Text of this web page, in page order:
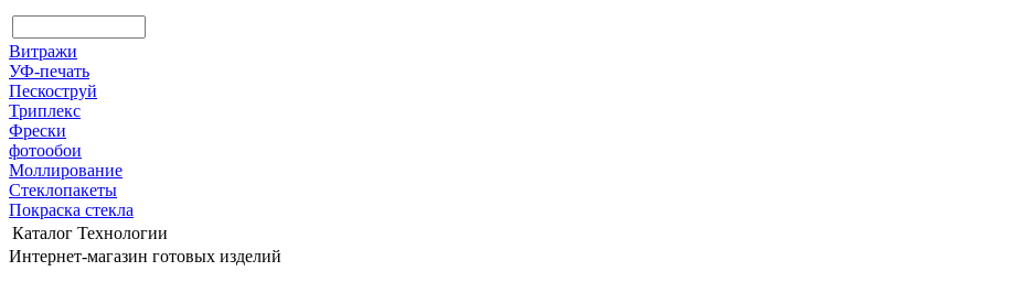
Витражи
УФ-печать
Пескоструй
Триплекс
Фрески
фотообои
Моллирование
Стеклопакеты
Покраска стекла
Каталог Технологии
Интернет-магазин готовых изделий